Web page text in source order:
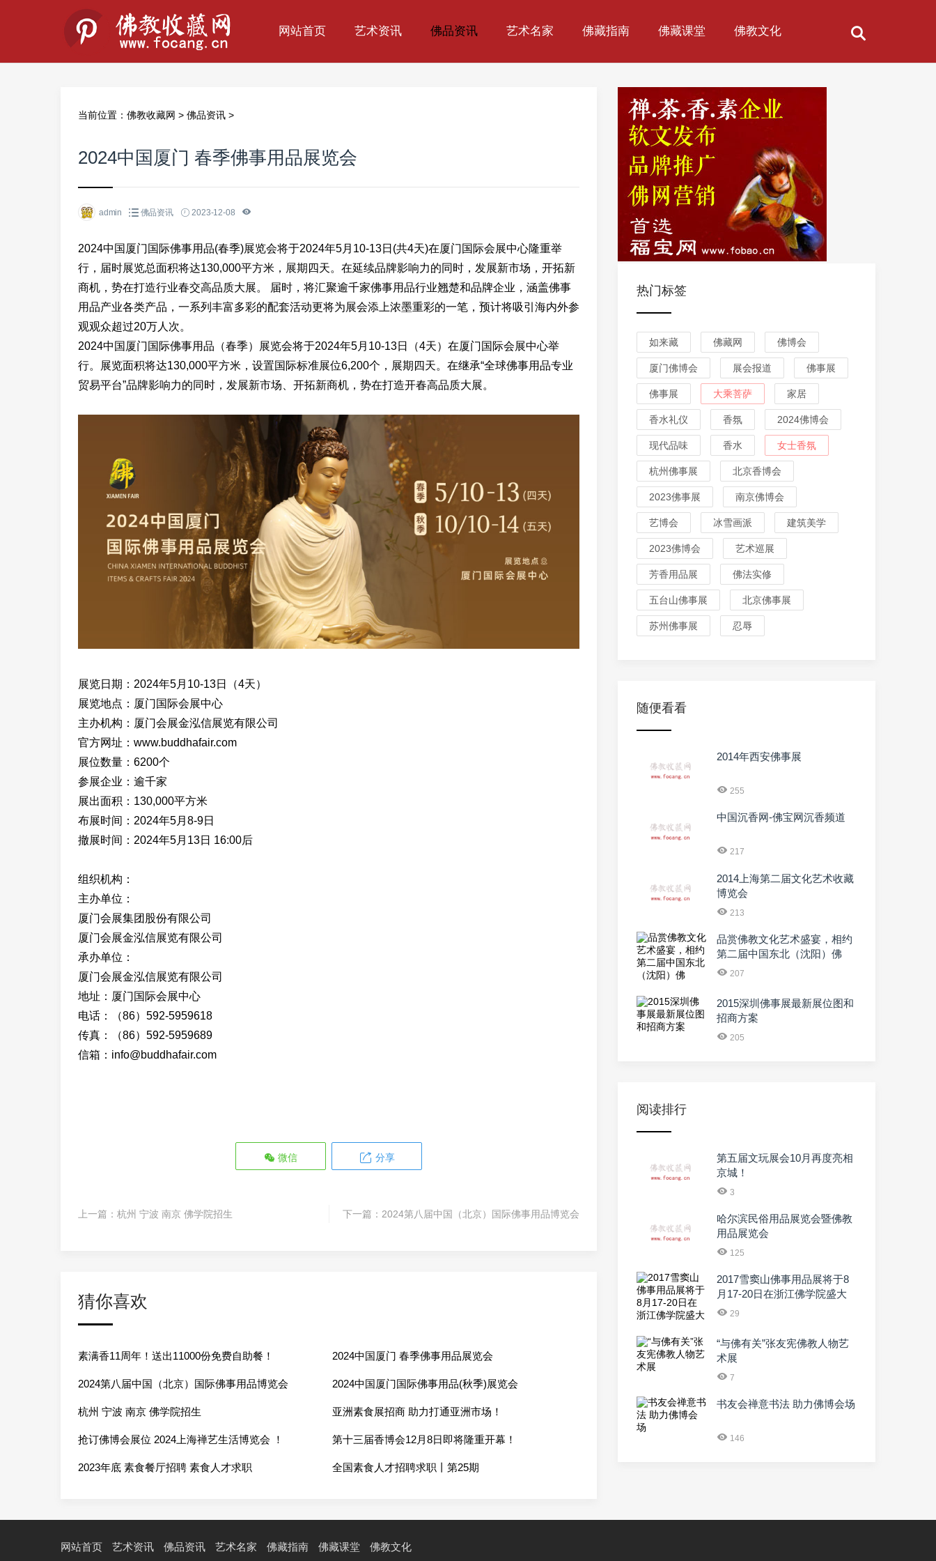
网站首页 艺术资讯 佛品资讯 艺术名家 佛藏指南 佛藏课堂 佛教文化
当前位置： 佛教收藏网 > 佛品资讯 >
2024中国厦门 春季佛事用品展览会
admin 佛品资讯 2023-12-08
2024中国厦门国际佛事用品(春季)展览会将于2024年5月10-13日(共4天)在厦门国际会展中心隆重举
行，届时展览总面积将达130,000平方米，展期四天。在延续品牌影响力的同时，发展新市场，开拓新
商机，势在打造行业春交高品质大展。 届时，将汇聚逾千家佛事用品行业翘楚和品牌企业，涵盖佛事
用品产业各类产品，一系列丰富多彩的配套活动更将为展会添上浓墨重彩的一笔，预计将吸引海内外参
观观众超过20万人次。
2024中国厦门国际佛事用品（春季）展览会将于2024年5月10-13日（4天）在厦门国际会展中心举
行。展览面积将达130,000平方米，设置国际标准展位6,200个，展期四天。在继承“全球佛事用品专业
贸易平台”品牌影响力的同时，发展新市场、开拓新商机，势在打造开春高品质大展。
展览日期：2024年5月10-13日（4天）
展览地点：厦门国际会展中心
主办机构：厦门会展金泓信展览有限公司
官方网址：www.buddhafair.com
展位数量：6200个
参展企业：逾千家
展出面积：130,000平方米
布展时间：2024年5月8-9日
撤展时间：2024年5月13日 16:00后
组织机构：
主办单位：
厦门会展集团股份有限公司
厦门会展金泓信展览有限公司
承办单位：
厦门会展金泓信展览有限公司
地址：厦门国际会展中心
电话：（86）592-5959618
传真：（86）592-5959689
信箱：info@buddhafair.com
微信 分享
上一篇： 杭州 宁波 南京 佛学院招生 下一篇： 2024第八届中国（北京）国际佛事用品博览会
猜你喜欢
素满香11周年！送出11000份免费自助餐！ 2024中国厦门 春季佛事用品展览会
2024第八届中国（北京）国际佛事用品博览会 2024中国厦门国际佛事用品(秋季)展览会
杭州 宁波 南京 佛学院招生 亚洲素食展招商 助力打通亚洲市场！
抢订佛博会展位 2024上海禅艺生活博览会 ！ 第十三届香博会12月8日即将隆重开幕！
2023年底 素食餐厅招聘 素食人才求职 全国素食人才招聘求职丨第25期
热门标签
如来藏 佛藏网 佛博会
厦门佛博会 展会报道 佛事展
佛事展 大乘菩萨 家居
香水礼仪 香氛 2024佛博会
现代品味 香水 女士香氛
杭州佛事展 北京香博会
2023佛事展 南京佛博会
艺博会 冰雪画派 建筑美学
2023佛博会 艺术巡展
芳香用品展 佛法实修
五台山佛事展 北京佛事展
苏州佛事展 忍辱
随便看看
2014年西安佛事展
255
中国沉香网-佛宝网沉香频道
217
2014上海第二届文化艺术收藏
博览会
213
品赏佛教文化艺术盛宴，相约
第二届中国东北（沈阳）佛
207
2015深圳佛事展最新展位图和
招商方案
205
阅读排行
第五届文玩展会10月再度亮相
京城！
3
哈尔滨民俗用品展览会暨佛教
用品展览会
125
2017雪窦山佛事用品展将于8
月17-20日在浙江佛学院盛大
29
“与佛有关”张友宪佛教人物艺
术展
7
书友会禅意书法 助力佛博会场
146
网站首页 艺术资讯 佛品资讯 艺术名家 佛藏指南 佛藏课堂 佛教文化